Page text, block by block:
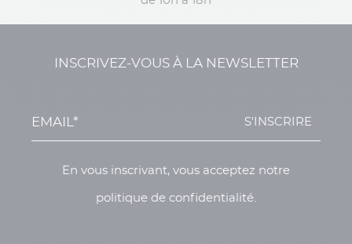
INSCRIVEZ-VOUS À LA NEWSLETTER
S'INSCRIRE
En vous inscrivant, vous acceptez notre
politique de confidentialité.